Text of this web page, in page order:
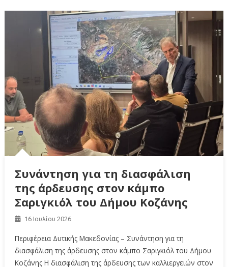
Συνάντηση για τη διασφάλιση
της άρδευσης στον κάμπο
Σαριγκιόλ του Δήμου Κοζάνης
16 Ιουλίου 2026
Περιφέρεια Δυτικής Μακεδονίας – Συνάντηση για τη
διασφάλιση της άρδευσης στον κάμπο Σαριγκιόλ του Δήμου
Κοζάνης Η διασφάλιση της άρδευσης των καλλιεργειών στον